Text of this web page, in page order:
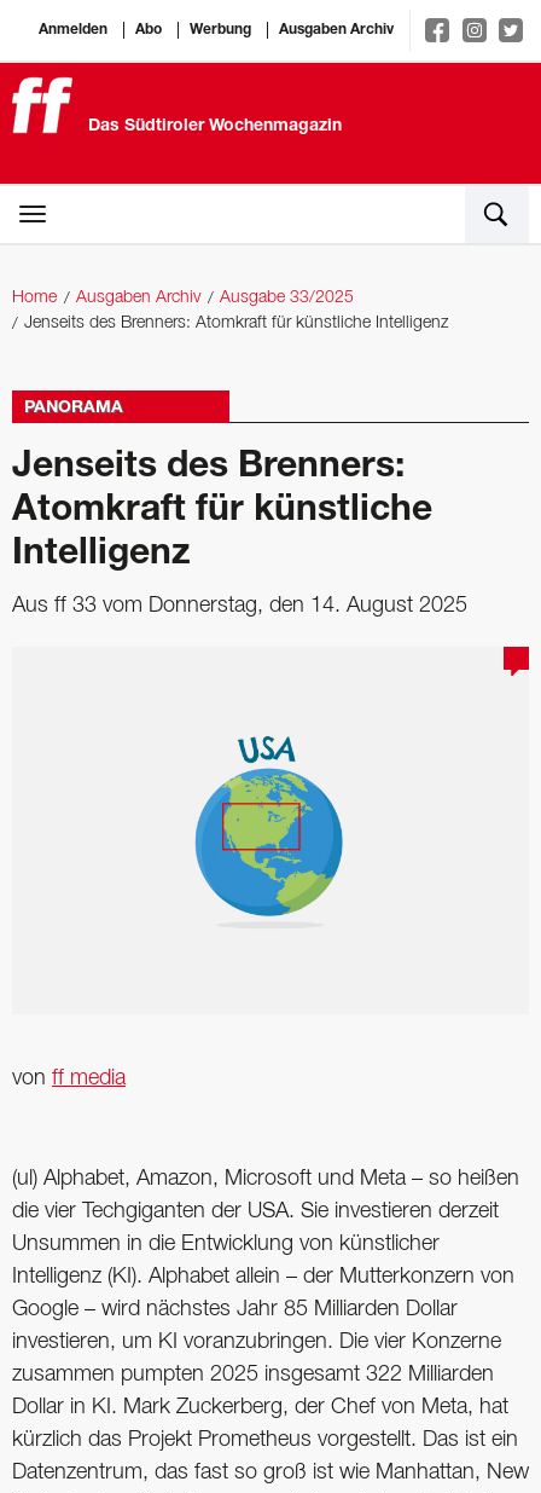
Anmelden Abo Werbung Ausgaben Archiv
Das Südtiroler Wochenmagazin
Home Ausgaben Archiv
Ausgabe 33/2025
Jenseits des Brenners: Atomkraft für künstliche Intelligenz
PANORAMA
Jenseits des Brenners:
Atomkraft für künstliche
Intelligenz
Aus ff 33 vom Donnerstag, den 14. August 2025
von ff media
(ul) Alphabet, Amazon, Microsoft und Meta – so heißen
die vier Techgiganten der USA. Sie investieren derzeit
Unsummen in die Entwicklung von künstlicher
Intelligenz (KI). Alphabet allein – der Mutterkonzern von
Google – wird nächstes Jahr 85 Milliarden Dollar
investieren, um KI voranzubringen. Die vier Konzerne
zusammen pumpten 2025 insgesamt 322 Milliarden
Dollar in KI. Mark Zuckerberg, der Chef von Meta, hat
kürzlich das Projekt Prometheus vorgestellt. Das ist ein
Datenzentrum, das fast so groß ist wie Manhattan, New